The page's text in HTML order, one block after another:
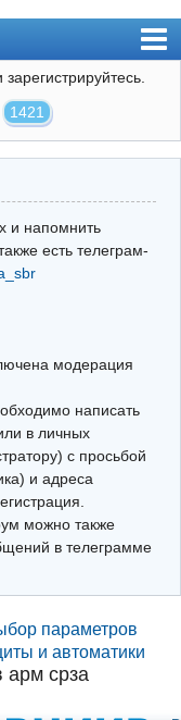
1421
и напомнить
есть телеграм-
модерация
написать
в личных
с просьбой
и адреса
можно также
в телеграмме
параметров
и автоматики
арм срза